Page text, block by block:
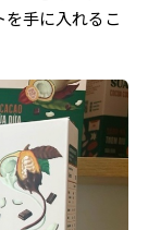
手に入れるこ